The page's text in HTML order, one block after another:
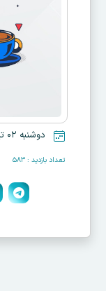
دوشنبه ۰۲ تیر ۱۴۰۴ - ۱۱:۲۸
تعداد بازدید : ۵۸۳